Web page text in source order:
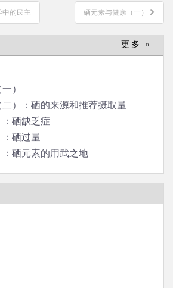
中的民主 硒元素与健康（一）
更多 »
）
）：硒的来源和推荐摄取量
硒缺乏症
硒过量
硒元素的用武之地